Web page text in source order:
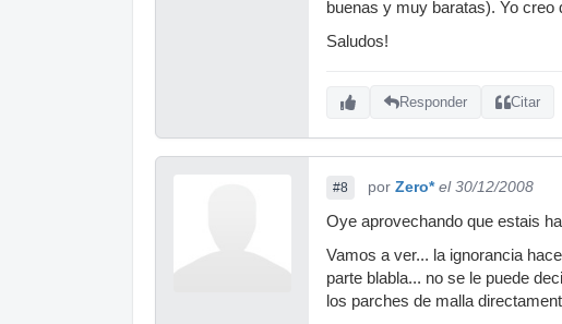
buenas y muy baratas). Yo
Saludos!
Responder Citar
#8 por Zero* el 30/12/2008
Oye aprovechando que estais
Vamos a ver... la ignorancia
parte blabla... no se le puede
los parches de malla